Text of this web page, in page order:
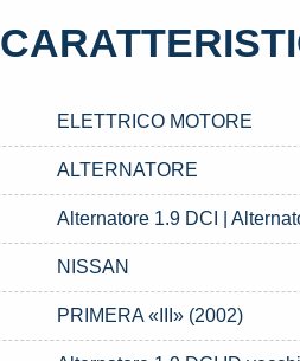
ELETTRICO MOTORE
ALTERNATORE
Alternatore 1.9 DCI |
NISSAN
PRIMERA «III» (2002)